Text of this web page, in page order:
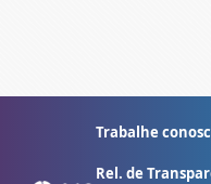
Trabalhe
Rel. de